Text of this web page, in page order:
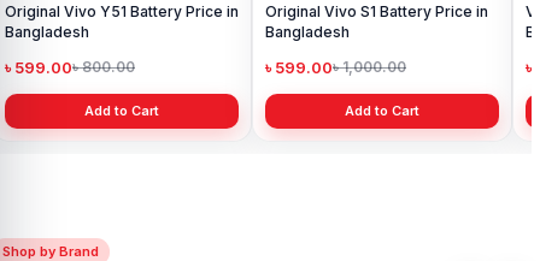
Vivo Y51 Battery Price in
৳ 800.00
Add to Cart
Original Vivo S1 Battery Price in
Bangladesh
৳ 599.00৳ 1,000.00
Add to Cart
৳
Shop by Brand